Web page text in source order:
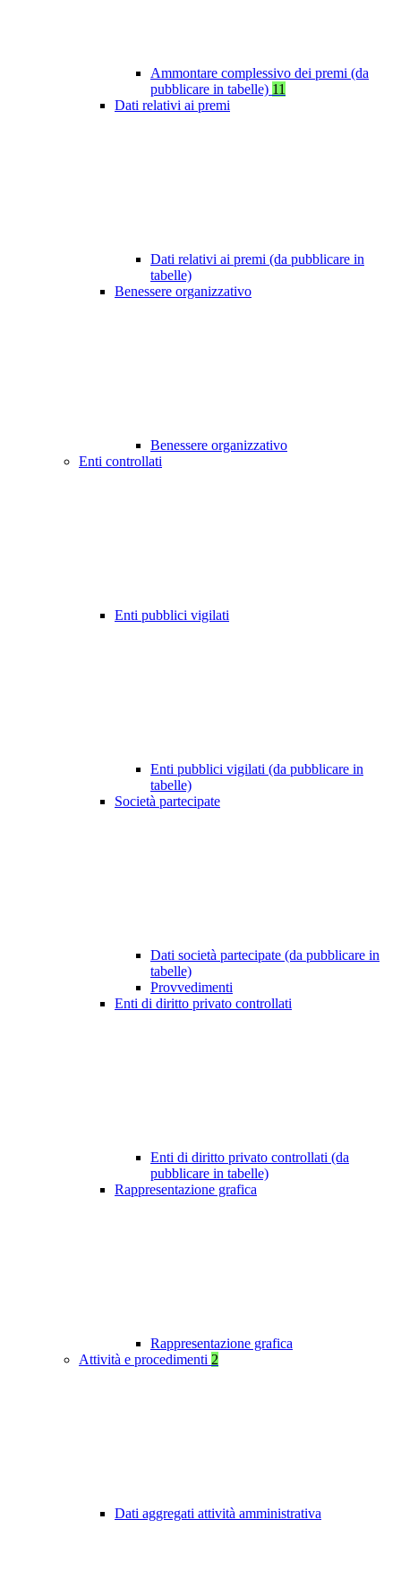
Ammontare complessivo dei premi (da
pubblicare in tabelle) 11
Dati relativi ai premi
Dati relativi ai premi (da pubblicare in
tabelle)
Benessere organizzativo
Benessere organizzativo
Enti controllati
Enti pubblici vigilati
Enti pubblici vigilati (da pubblicare in
tabelle)
Società partecipate
Dati società partecipate (da pubblicare in
tabelle)
Provvedimenti
Enti di diritto privato controllati
Enti di diritto privato controllati (da
pubblicare in tabelle)
Rappresentazione grafica
Rappresentazione grafica
Attività e procedimenti 2
Dati aggregati attività amministrativa